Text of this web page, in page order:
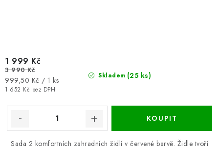
Skladem (25 ks)
1 652 Kč bez DPH
1 999 Kč
3 990 Kč
Měrná
cena:
999,50 Kč / 1 ks
Sada 2 komfortních zahradních židlí v červené barvě. Židle tvoří